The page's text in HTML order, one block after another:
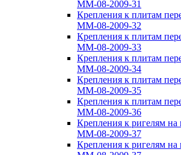
ММ-08-2009-31
Крепления к плитам
ММ-08-2009-32
Крепления к плитам
ММ-08-2009-33
Крепления к плитам
ММ-08-2009-34
Крепления к плитам
ММ-08-2009-35
Крепления к плитам
ММ-08-2009-36
Крепления к ригелям
ММ-08-2009-37
Крепления к ригелям